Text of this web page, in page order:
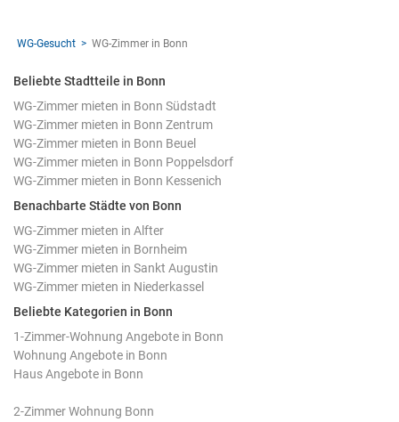
WG-Gesucht WG-Zimmer in Bonn
Beliebte Stadtteile in Bonn
WG-Zimmer mieten in Bonn Südstadt
WG-Zimmer mieten in Bonn Zentrum
WG-Zimmer mieten in Bonn Beuel
WG-Zimmer mieten in Bonn Poppelsdorf
WG-Zimmer mieten in Bonn Kessenich
Benachbarte Städte von Bonn
WG-Zimmer mieten in Alfter
WG-Zimmer mieten in Bornheim
WG-Zimmer mieten in Sankt Augustin
WG-Zimmer mieten in Niederkassel
Beliebte Kategorien in Bonn
1-Zimmer-Wohnung Angebote in Bonn
Wohnung Angebote in Bonn
Haus Angebote in Bonn
2-Zimmer Wohnung Bonn